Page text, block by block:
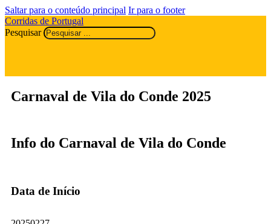
Saltar para o conteúdo principal Ir para o footer
Corridas de Portugal
Pesquisar
Carnaval de Vila do Conde 2025
Info do Carnaval de Vila do Conde
Data de Início